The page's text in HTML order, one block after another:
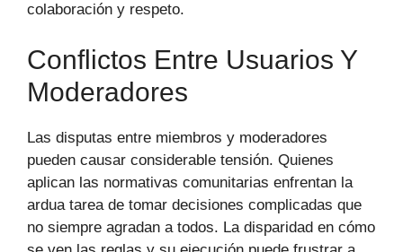
colaboración y respeto.
Conflictos Entre Usuarios Y
Moderadores
Las disputas entre miembros y moderadores
pueden causar considerable tensión. Quienes
aplican las normativas comunitarias enfrentan la
ardua tarea de tomar decisiones complicadas que
no siempre agradan a todos. La disparidad en cómo